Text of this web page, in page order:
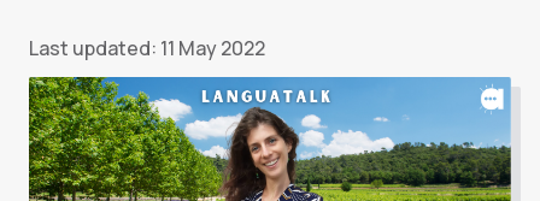
Last updated: 11 May 2022